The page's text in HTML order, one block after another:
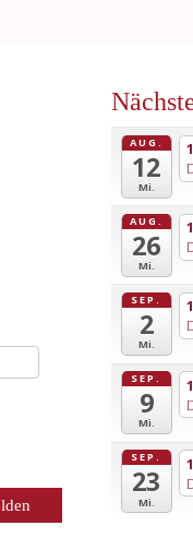
AUG.
12
Mi.
AUG.
26
Mi.
SEP.
2
Mi.
SEP.
9
Mi.
SEP.
23
Mi.